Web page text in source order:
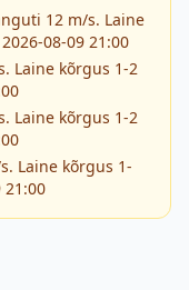
12 m/s. Laine
08-09 21:00
Laine kõrgus 1-2
Laine kõrgus 1-2
Laine kõrgus 1-
21:00